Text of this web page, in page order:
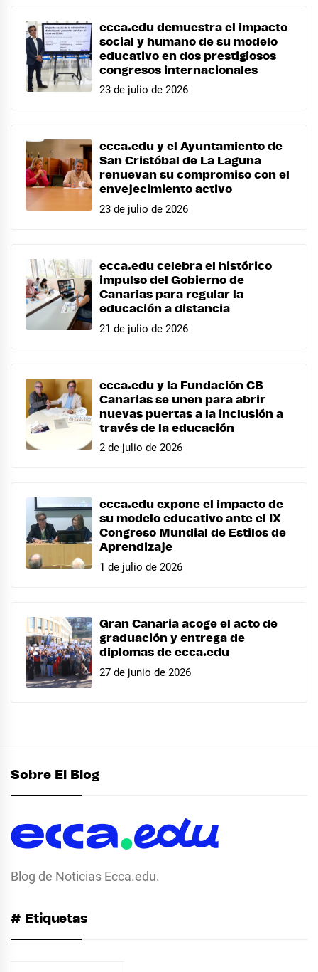
ecca.edu demuestra el impacto
social y humano de su modelo
educativo en dos prestigiosos
congresos internacionales
23 de julio de 2026
ecca.edu y el Ayuntamiento de
San Cristóbal de La Laguna
renuevan su compromiso con el
envejecimiento activo
23 de julio de 2026
ecca.edu celebra el histórico
impulso del Gobierno de
Canarias para regular la
educación a distancia
21 de julio de 2026
ecca.edu y la Fundación CB
Canarias se unen para abrir
nuevas puertas a la inclusión a
través de la educación
2 de julio de 2026
ecca.edu expone el impacto de
su modelo educativo ante el IX
Congreso Mundial de Estilos de
Aprendizaje
1 de julio de 2026
Gran Canaria acoge el acto de
graduación y entrega de
diplomas de ecca.edu
27 de junio de 2026
Sobre El Blog
Blog de Noticias Ecca.edu.
# Etiquetas